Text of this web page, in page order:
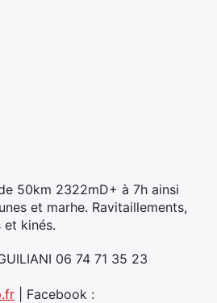
50km 2322mD+ à 7h ainsi
et marhe. Ravitaillements,
et kinés.
06 74 71 35 23
| Facebook :